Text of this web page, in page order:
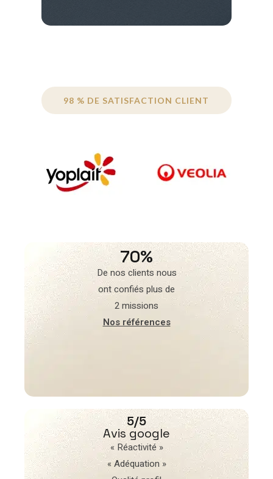
98 % DE SATISFACTION CLIENT
70%
De nos clients nous
ont confiés plus de
2 missions
Nos références
5/5
Avis google
« Réactivité »
« Adéquation »